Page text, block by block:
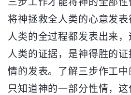
将神拯救全人类的心意发
人类的全过程都发表出来
人类的证据，是神得胜的
情的发表。了解三步作工
只知道神的一部分性情，